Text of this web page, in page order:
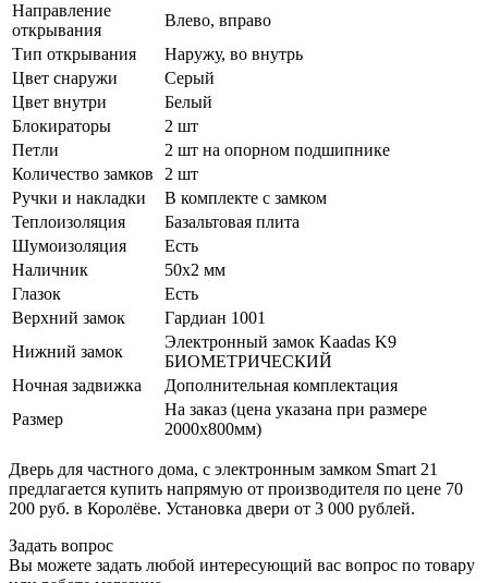
Направление
открывания
Влево, вправо
Тип открывания
Наружу, во внутрь
Цвет снаружи
Серый
Цвет внутри
Белый
Блокираторы
2 шт
Петли
2 шт на опорном подшипнике
Количество замков
2 шт
Ручки и накладки
В комплекте с замком
Теплоизоляция
Базальтовая плита
Шумоизоляция
Есть
Наличник
50х2 мм
Глазок
Есть
Верхний замок
Гардиан 1001
Нижний замок
Электронный замок Kaadas K9
БИОМЕТРИЧЕСКИЙ
Ночная задвижка
Дополнительная комплектация
Размер
На заказ (цена указана при размере
2000х800мм)
Дверь для частного дома, с электронным замком Smart 21
предлагается купить напрямую от производителя по цене 70
200 руб. в Королёве. Установка двери от 3 000 рублей.
Задать вопрос
Вы можете задать любой интересующий вас вопрос по товару